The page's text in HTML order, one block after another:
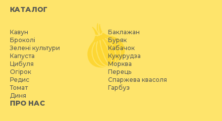
КАТАЛОГ
Кавун
Баклажан
Броколі
Буряк
Зелені культури
Кабачок
Капуста
Кукурудза
Цибуля
Морква
Огірок
Перець
Редис
Спаржева квасоля
Томат
Гарбуз
Диня
ПРО НАС